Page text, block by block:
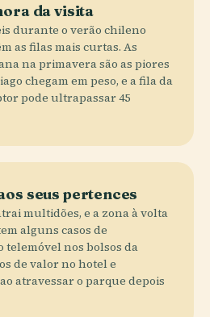
da visita
durante o verão chileno
as filas mais curtas. As
na primavera são as piores
chegam em peso, e a fila da
pode ultrapassar 45
seus pertences
multidões, e a zona à volta
alguns casos de
telemóvel nos bolsos da
de valor no hotel e
atravessar o parque depois